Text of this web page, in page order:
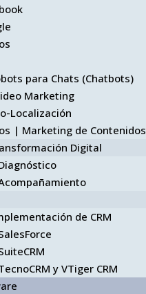
para Chats (Chatbots)
Marketing
Localización
| Marketing de Contenidos
Digital
de CRM
y VTiger CRM